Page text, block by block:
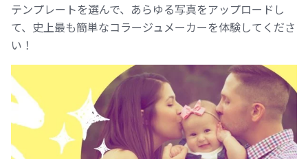
テンプレートを選んで、あらゆる写真をアップロードし
て、史上最も簡単なコラージュメーカーを体験してくださ
い！